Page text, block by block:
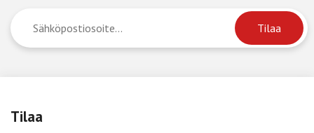
Tilaa